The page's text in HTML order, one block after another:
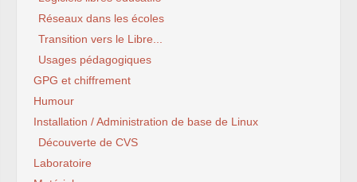
Réseaux dans les écoles
Transition vers le Libre...
Usages pédagogiques
GPG et chiffrement
Humour
Installation / Administration de base de Linux
Découverte de CVS
Laboratoire